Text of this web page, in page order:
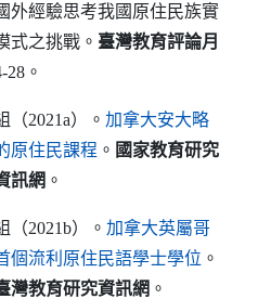
外經驗思考我國原住民族實
式之挑戰。 臺灣教育評論月
28。
2021a）。 加拿大安大略
原住民課程（另開新視窗）
。 國家教育研究
訊網 。
2021b）。 加拿大英屬哥
個流利原住民語學士學位（另開新視
。
灣教育研究資訊網 。